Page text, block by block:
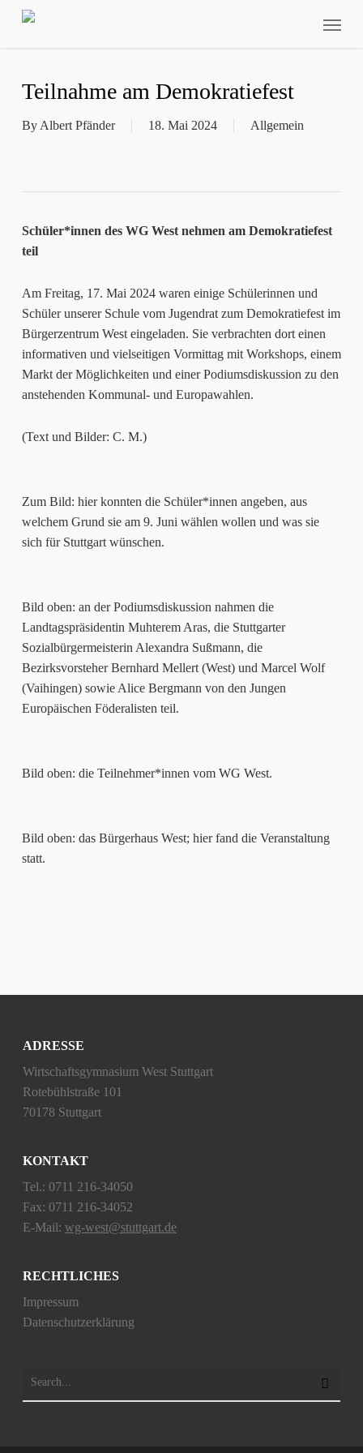
Skip
Teilnahme am Demokratiefest
By Albert Pfänder 18. Mai 2024 Allgemein
Schüler*innen des WG West nehmen am Demokratiefest
teil
Am Freitag, 17. Mai 2024 waren einige Schülerinnen und
Schüler unserer Schule vom Jugendrat zum Demokratiefest im
Bürgerzentrum West eingeladen. Sie verbrachten dort einen
informativen und vielseitigen Vormittag mit Workshops, einem
Markt der Möglichkeiten und einer Podiumsdiskussion zu den
anstehenden Kommunal- und Europawahlen.
(Text und Bilder: C. M.)
Zum Bild: hier konnten die Schüler*innen angeben, aus
welchem Grund sie am 9. Juni wählen wollen und was sie
sich für Stuttgart wünschen.
Bild oben: an der Podiumsdiskussion nahmen die
Landtagspräsidentin Muhterem Aras, die Stuttgarter
Sozialbürgermeisterin Alexandra Sußmann, die
Bezirksvorsteher Bernhard Mellert (West) und Marcel Wolf
(Vaihingen) sowie Alice Bergmann von den Jungen
Europäischen Föderalisten teil.
Bild oben: die Teilnehmer*innen vom WG West.
Bild oben: das Bürgerhaus West; hier fand die Veranstaltung
statt.
ADRESSE
Wirtschaftsgymnasium West Stuttgart
Rotebühlstraße 101
70178 Stuttgart
KONTAKT
Tel.: 0711 216-34050
Fax: 0711 216-34052
E-Mail: wg-west@stuttgart.de
RECHTLICHES
Impressum
Datenschutzerklärung